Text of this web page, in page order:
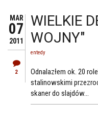
MAR
07
2011
2
WIELKIE
WOJNY"
entedy
Odnalazłem ok. 20
stalinowskimi
skaner do slajdów...